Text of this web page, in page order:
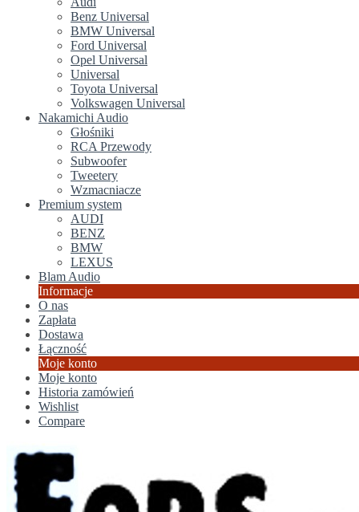
Benz Universal
BMW Universal
Ford Universal
Opel Universal
Universal
Toyota Universal
Volkswagen Universal
Nakamichi Audio
Głośniki
RCA Przewody
Subwoofer
Tweetery
Wzmacniacze
Premium system
AUDI
BENZ
BMW
LEXUS
Blam Audio
Informacje
O nas
Zapłata
Dostawa
Łączność
Moje konto
Moje konto
Historia zamówień
Wishlist
Compare